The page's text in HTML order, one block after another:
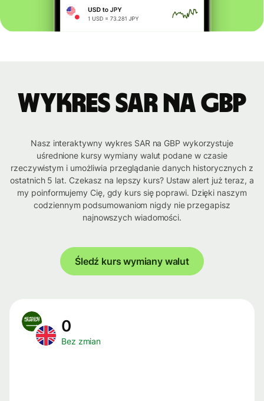
Wykres SAR na GBP
Nasz interaktywny wykres SAR na GBP wykorzystuje
uśrednione kursy wymiany walut podane w czasie
rzeczywistym i umożliwia przeglądanie danych historycznych z
ostatnich 5 lat. Czekasz na lepszy kurs? Ustaw alert już teraz, a
my poinformujemy Cię, gdy kurs się poprawi. Dzięki naszym
codziennym podsumowaniom nigdy nie przegapisz
najnowszych wiadomości.
Śledź kurs wymiany walut
0
Bez zmian